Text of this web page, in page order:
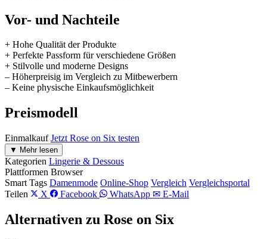
Vor- und Nachteile
+ Hohe Qualität der Produkte
+ Perfekte Passform für verschiedene Größen
+ Stilvolle und moderne Designs
– Höherpreisig im Vergleich zu Mitbewerbern
– Keine physische Einkaufsmöglichkeit
Preismodell
EinmalkaufJetzt Rose on Six testen
▼ Mehr lesen
Kategorien Lingerie & Dessous
Plattformen Browser
Smart Tags Damenmode Online-Shop Vergleich Vergleichsportal
Teilen
X Facebook WhatsApp ✉ E-Mail
Alternativen zu Rose on Six